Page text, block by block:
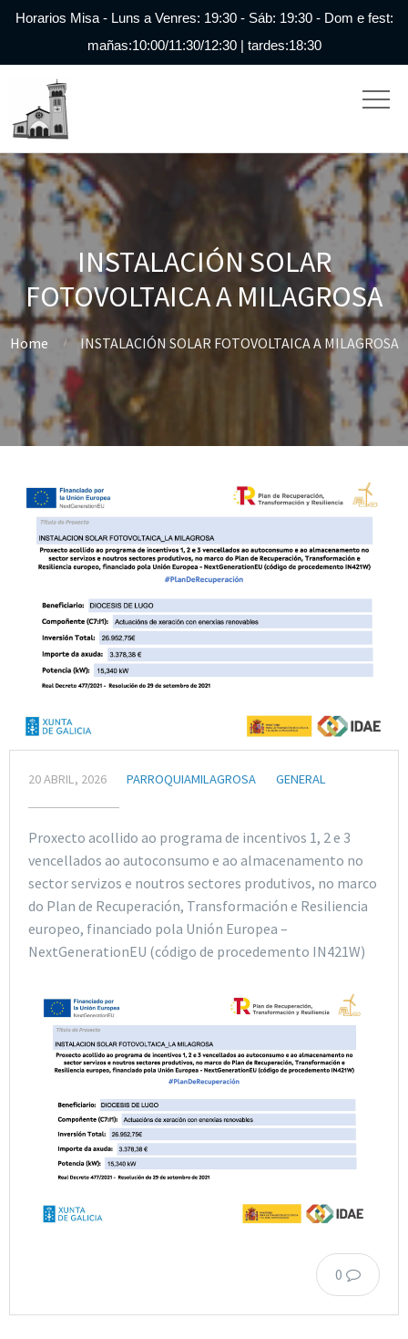
Horarios Misa - Luns a Venres: 19:30 - Sáb: 19:30 - Dom e fest:
mañas:10:00/11:30/12:30 | tardes:18:30
INSTALACIÓN SOLAR
FOTOVOLTAICA A MILAGROSA
Home INSTALACIÓN SOLAR FOTOVOLTAICA A MILAGROSA
20 ABRIL, 2026 PARROQUIAMILAGROSA GENERAL
Proxecto acollido ao programa de incentivos 1, 2 e 3
vencellados ao autoconsumo e ao almacenamento no
sector servizos e noutros sectores produtivos, no marco
do Plan de Recuperación, Transformación e Resiliencia
europeo, financiado pola Unión Europea –
NextGenerationEU (código de procedemento IN421W)
0